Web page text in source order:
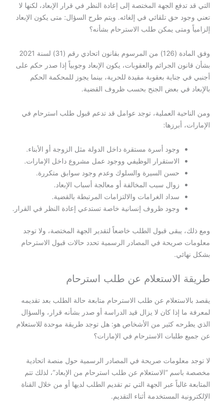
التي قد تدفع الجهة المختصة إلى إعادة النظر في قرار الإبعاد، لكنها لا
تعني وجود حق تلقائي في إلغائه. ويتم طرح السؤال: متى يكون الإبعاد
إلزامياً ومتى يمكن طلب الاسترحام بشأنه؟
وفق المادة (126) من المرسوم بقانون اتحادي رقم (31) لسنة 2021
بشأن قانون الجرائم والعقوبات، يكون الإبعاد وجوبياً إذا صدر حكم على
أجنبي في جناية بعقوبة مقيدة للحرية، بينما يجوز للمحكمة الحكم
بالإبعاد في بعض الجنح بحسب ظروف القضية.
ومن الناحية العملية، توجد عوامل قد تدعم قبول طلب استرحام في
الإمارات، أبرزها:
وجود أسرة مستقرة داخل الدولة مثل الزوجة أو الأبناء.
الاستقرار الوظيفي ووجود عمل مشروع داخل الإمارات.
حسن السيرة والسلوك وعدم وجود سوابق متكررة.
زوال سبب المخالفة أو معالجة أسباب الإبعاد.
سداد الغرامات والالتزامات المرتبطة بالقضية.
وجود ظروف إنسانية خاصة تستدعي إعادة النظر في القرار.
ومع ذلك، يبقى قبول الطلب خاضعاً لتقدير الجهة المختصة، ولا توجد
معلومات صريحة في المصادر الرسمية تحدد حالات قبول الاسترحام
بشكل نهائي.
طريقة الاستعلام عن طلب استرحام
يقصد بالاستعلام عن طلب الاسترحام متابعة حالة الطلب بعد تقديمه
لمعرفة ما إذا كان لا يزال قيد الدراسة أو صدر بشأنه قرار، والسؤال
الذي يطرحه كثير من الأشخاص هو: هل توجد طريقة موحدة للاستعلام
عن جميع طلبات الاسترحام في الإمارات؟
لا توجد معلومات صريحة في المصادر الرسمية حول منصة اتحادية
مخصصة باسم “الاستعلام عن طلب استرحام من الإبعاد”، لذلك تتم
المتابعة غالباً عبر الجهة التي تم تقديم الطلب لديها أو من خلال القناة
الإلكترونية المستخدمة أثناء التقديم.